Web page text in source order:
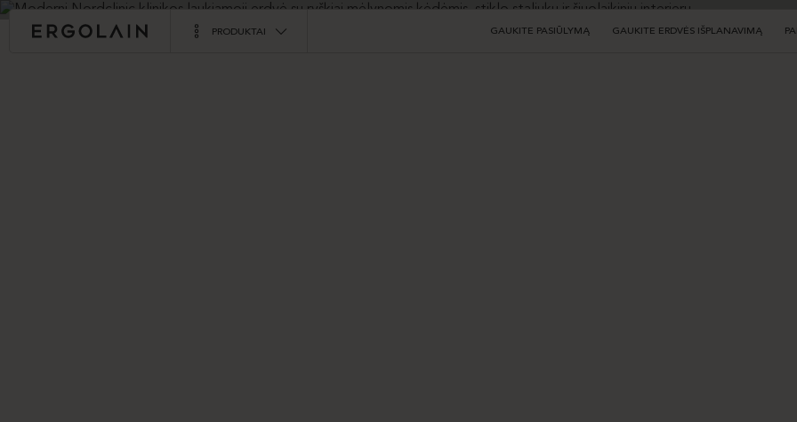
PRODUKTAI GAUKITE PASIŪLYMĄ GAUKITE ERDVĖS IŠPLANAVIMĄ